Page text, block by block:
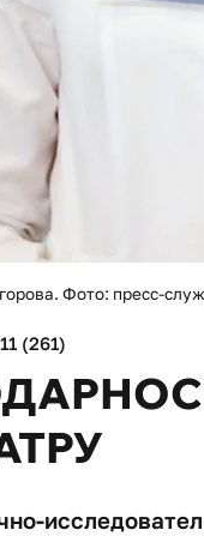
Фото: пресс-
(261)